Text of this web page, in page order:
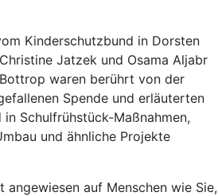
Kinderschutzbund in Dorsten
Jatzek und Osama Aljabr
waren berührt von der
Spende und erläuterten
Schulfrühstück-Maßnahmen,
und ähnliche Projekte
angewiesen auf Menschen wie Sie,